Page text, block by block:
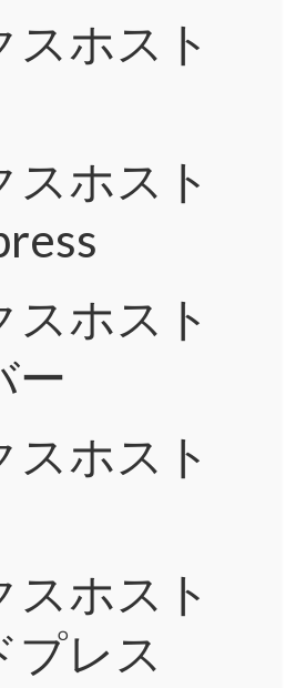
スホスト
スホスト
スホスト
ー
スホスト
スホスト
プレス